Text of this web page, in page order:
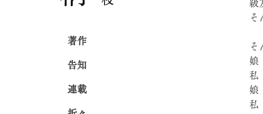
級
そ
そ
娘
私
娘
私
著作
告知
連載